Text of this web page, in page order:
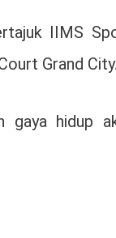
IIMS
Grand City.
gaya hidup